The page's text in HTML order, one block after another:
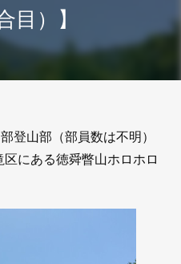
目）】
登山部（部員数は不明）
にある徳舜瞥山ホロホロ